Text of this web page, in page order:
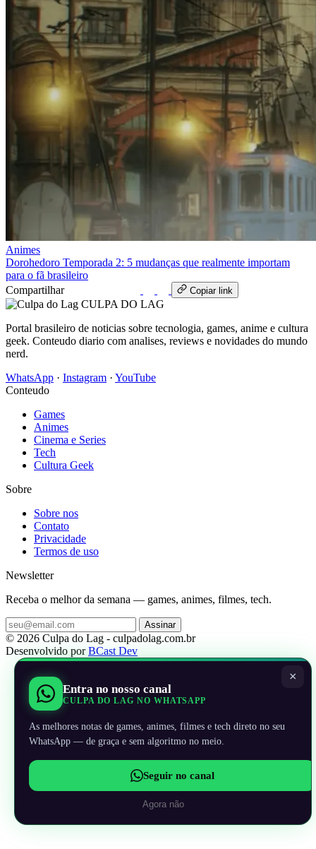
Animes
Dorohedoro Temporada 2: 5 mudanças que realmente importam
para o fã brasileiro
Compartilhar
Copiar link
CULPA DO LAG
Portal brasileiro de noticias sobre tecnologia, games, anime e cultura
geek. Conteudo diario com analises, reviews e novidades do mundo
nerd.
WhatsApp · Instagram · YouTube
Conteudo
Games
Animes
Cinema e Series
Tech
Cultura Geek
Sobre
Sobre nos
Contato
Privacidade
Termos de uso
Newsletter
Receba o melhor da semana — games, animes, filmes, tech.
Assinar
© 2026 Culpa do Lag - culpadolag.com.br
Desenvolvido porBCast Dev
×
Entra no nosso canal
CULPA DO LAG NO WHATSAPP
As melhores notas de games, animes, filmes e tech direto no seu
WhatsApp — de graça e sem algoritmo no meio.
Seguir no canal
Agora não